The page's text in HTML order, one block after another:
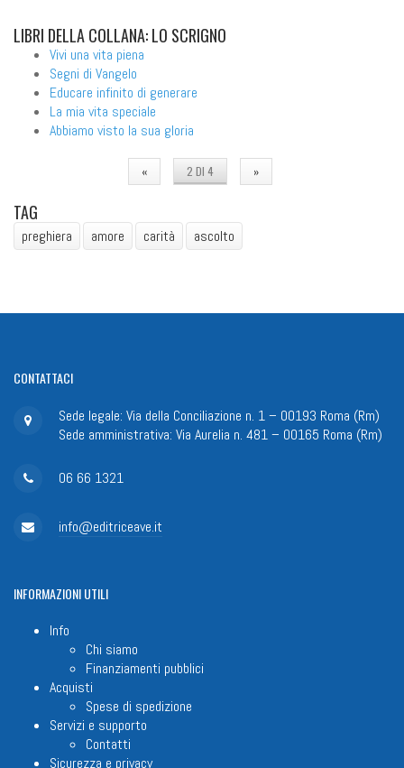
LIBRI DELLA COLLANA: LO SCRIGNO
Vivi una vita piena
Segni di Vangelo
Educare infinito di generare
La mia vita speciale
Abbiamo visto la sua gloria
« 2 DI 4 »
TAG
preghiera amore carità ascolto
CONTATTACI
Sede legale: Via della Conciliazione n. 1 – 00193 Roma (Rm)
Sede amministrativa: Via Aurelia n. 481 – 00165 Roma (Rm)
06 66 1321
info@editriceave.it
INFORMAZIONIUTILI
Info
Chi siamo
Finanziamenti pubblici
Acquisti
Spese di spedizione
Servizi e supporto
Contatti
Sicurezza e privacy